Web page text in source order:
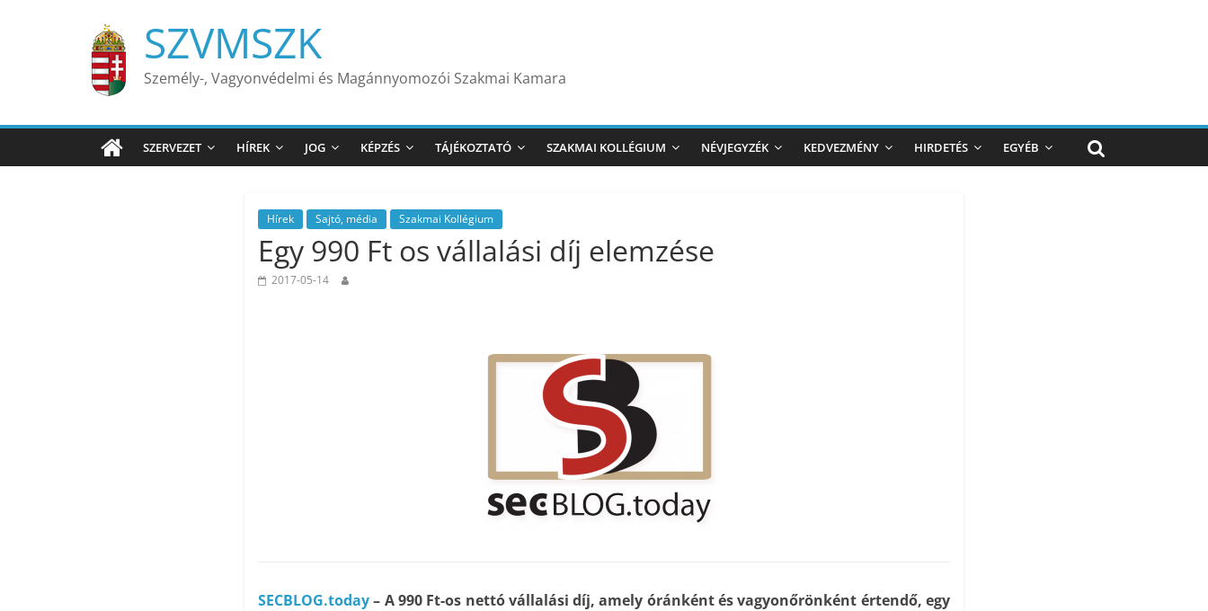
SZVMSZK
Személy-, Vagyonvédelmi és Magánnyomozói Szakmai Kamara
SZERVEZET HÍREK JOG KÉPZÉS TÁJÉKOZTATÓ SZAKMAI KOLLÉGIUM NÉVJEGYZÉK KEDVEZMÉNY HIRDETÉS EGYÉB
Hírek Sajtó, média Szakmai Kollégium
Egy 990 Ft os vállalási díj elemzése
2017-05-14
SECBLOG.today– A 990 Ft-os nettó vállalási díj, amely óránként és vagyonőrönként értendő, egy